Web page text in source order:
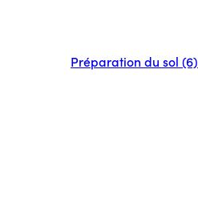
Préparation du sol (6)